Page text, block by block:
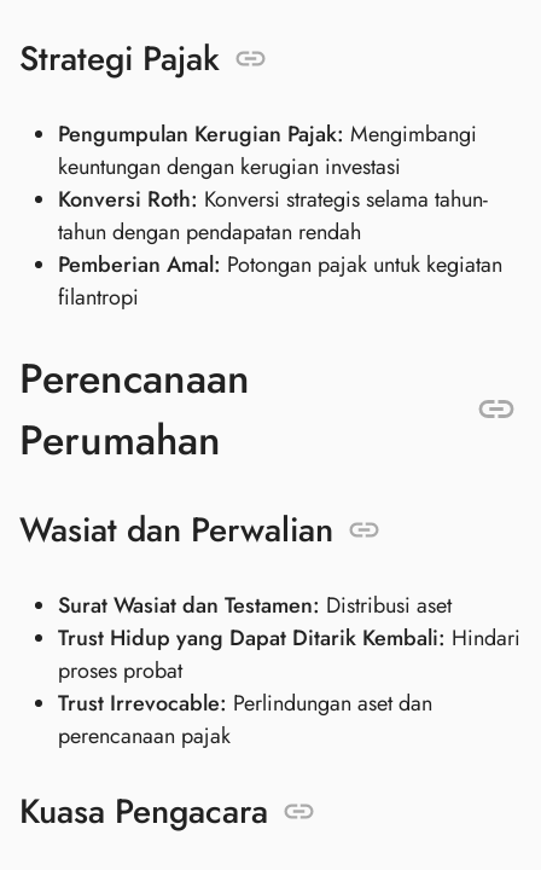
Strategi Pajak
Pengumpulan Kerugian Pajak: Mengimbangi
keuntungan dengan kerugian investasi
Konversi Roth: Konversi strategis selama tahun-
tahun dengan pendapatan rendah
Pemberian Amal: Potongan pajak untuk kegiatan
filantropi
Perencanaan
Perumahan
Wasiat dan Perwalian
Surat Wasiat dan Testamen: Distribusi aset
Trust Hidup yang Dapat Ditarik Kembali: Hindari
proses probat
Trust Irrevocable: Perlindungan aset dan
perencanaan pajak
Kuasa Pengacara